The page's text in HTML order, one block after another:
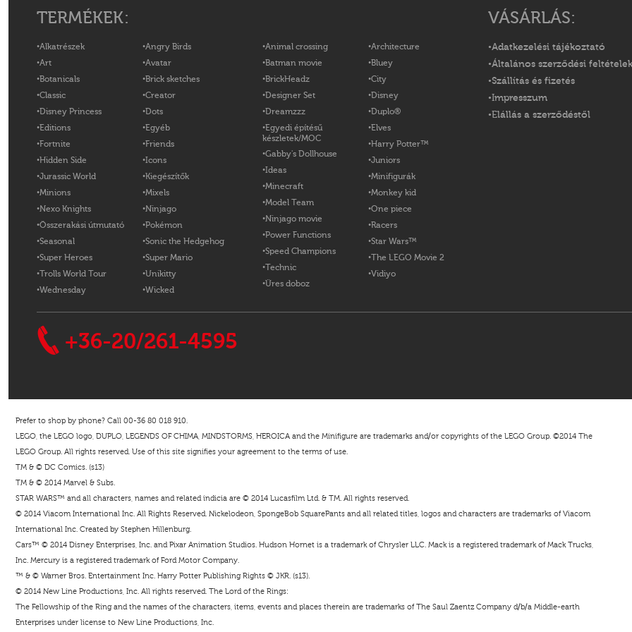
TERMÉKEK:
Alkatrészek
Art
Botanicals
Classic
Disney Princess
Editions
Fortnite
Hidden Side
Jurassic World
Minions
Nexo Knights
Összerakási útmutató
Seasonal
Super Heroes
Trolls World Tour
Wednesday
Angry Birds
Avatar
Brick sketches
Creator
Dots
Egyéb
Friends
Icons
Kiegészítők
Mixels
Ninjago
Pokémon
Sonic the Hedgehog
Super Mario
Unikitty
Wicked
Animal crossing
Batman movie
BrickHeadz
Designer Set
Dreamzzz
Egyedi építésű
készletek/MOC
Gabby's Dollhouse
Ideas
Minecraft
Model Team
Ninjago movie
Power Functions
Speed Champions
Technic
Üres doboz
Architecture
Bluey
City
Disney
Duplo®
Elves
Harry Potter™
Juniors
Minifigurák
Monkey kid
One piece
Racers
Star Wars™
The LEGO Movie 2
Vidiyo
VÁSÁRLÁS:
Adatkezelési tájékoztató
Általános szerződési feltételek
Szállítás és fizetés
Impresszum
Elállás a szerződéstől
+36-20/261-4595
Prefer to shop by phone? Call 00-36 80 018 910.
LEGO, the LEGO logo, DUPLO, LEGENDS OF CHIMA, MINDSTORMS, HEROICA and the Minifigure are trademarks and/or copyrights of the LEGO Group. ©2014 The
LEGO Group. All rights reserved. Use of this site signifies your agreement to the terms of use.
TM & © DC Comics. (s13)
TM & © 2014 Marvel & Subs.
STAR WARS™ and all characters, names and related indicia are © 2014 Lucasfilm Ltd. & TM. All rights reserved.
© 2014 Viacom International Inc. All Rights Reserved. Nickelodeon, SpongeBob SquarePants and all related titles, logos and characters are trademarks of Viacom
International Inc. Created by Stephen Hillenburg.
Cars™ © 2014 Disney Enterprises, Inc. and Pixar Animation Studios. Hudson Hornet is a trademark of Chrysler LLC. Mack is a registered trademark of Mack Trucks,
Inc. Mercury is a registered trademark of Ford Motor Company.
™ & © Warner Bros. Entertainment Inc. Harry Potter Publishing Rights © JKR. (s13).
© 2014 New Line Productions, Inc. All rights reserved. The Lord of the Rings:
The Fellowship of the Ring and the names of the characters, items, events and places therein are trademarks of The Saul Zaentz Company d/b/a Middle-earth
Enterprises under license to New Line Productions, Inc.